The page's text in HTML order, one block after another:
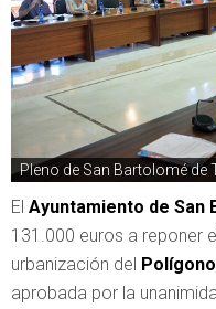
Pleno de San Bartolomé de
El Ayuntamiento de San
131.000 euros a reponer
urbanización del
aprobada por la